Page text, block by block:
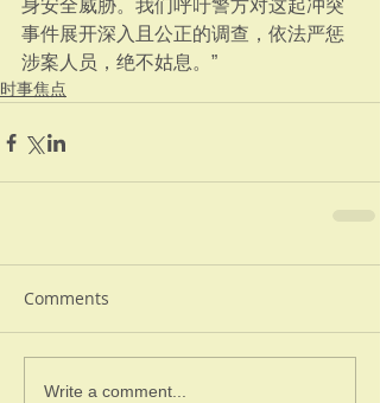
身安全威胁。我们呼吁警方对这起冲突
事件展开深入且公正的调查，依法严惩
涉案人员，绝不姑息。”
时事焦点
Comments
Write a comment...